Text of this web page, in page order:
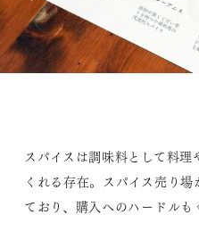
スパイスは調味料として料
くれる存在。スパイス売り
ており、購入へのハードルも